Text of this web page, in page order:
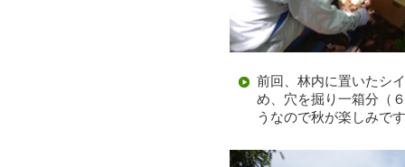
前回、林内に置いたシ
め、穴を掘り一箱分（
うなので秋が楽しみで